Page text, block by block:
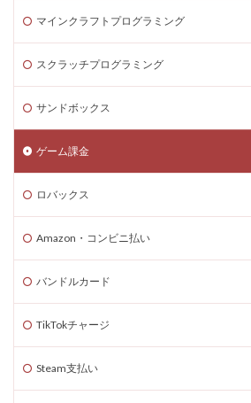
マインクラフトプログラミング
スクラッチプログラミング
サンドボックス
ゲーム課金
ロバックス
Amazon・コンビニ払い
バンドルカード
TikTokチャージ
Steam支払い